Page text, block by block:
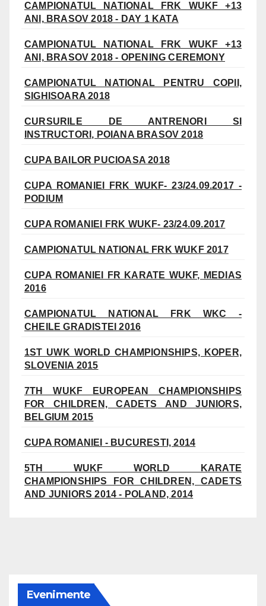
CAMPIONATUL NATIONAL FRK WUKF +13
ANI, BRASOV 2018 - DAY 1 KATA
CAMPIONATUL NATIONAL FRK WUKF +13
ANI, BRASOV 2018 - OPENING CEREMONY
CAMPIONATUL NATIONAL PENTRU COPII,
SIGHISOARA 2018
CURSURILE DE ANTRENORI SI
INSTRUCTORI, POIANA BRASOV 2018
CUPA BAILOR PUCIOASA 2018
CUPA ROMANIEI FRK WUKF- 23/24.09.2017 -
PODIUM
CUPA ROMANIEI FRK WUKF- 23/24.09.2017
CAMPIONATUL NATIONAL FRK WUKF 2017
CUPA ROMANIEI FR KARATE WUKF, MEDIAS
2016
CAMPIONATUL NATIONAL FRK WKC -
CHEILE GRADISTEI 2016
1ST UWK WORLD CHAMPIONSHIPS, KOPER,
SLOVENIA 2015
7TH WUKF EUROPEAN CHAMPIONSHIPS
FOR CHILDREN, CADETS AND JUNIORS,
BELGIUM 2015
CUPA ROMANIEI - BUCURESTI, 2014
5TH WUKF WORLD KARATE
CHAMPIONSHIPS FOR CHILDREN, CADETS
AND JUNIORS 2014 - POLAND, 2014
Evenimente